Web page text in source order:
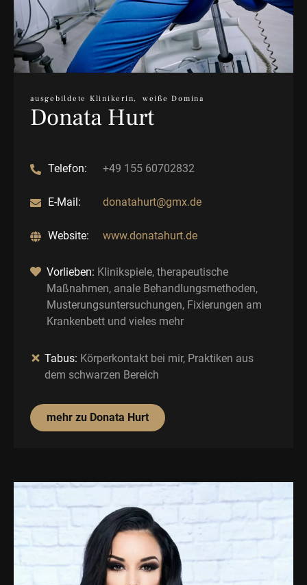
ausgebildete Klinikerin, weiße Domina
Donata Hurt
Telefon: +49 155 60702832
E-Mail: donatahurt@gmx.de
Website: www.donatahurt.de
Vorlieben: Klinikspiele, therapeutische
Maßnahmen, anale Behandlungsmethoden,
Musterungsuntersuchungen, Fixierungen am
Krankenbett und vieles mehr
Tabus: Körperkontakt bei mir, Praktiken aus
dem schwarzen Bereich
mehr zu Donata Hurt